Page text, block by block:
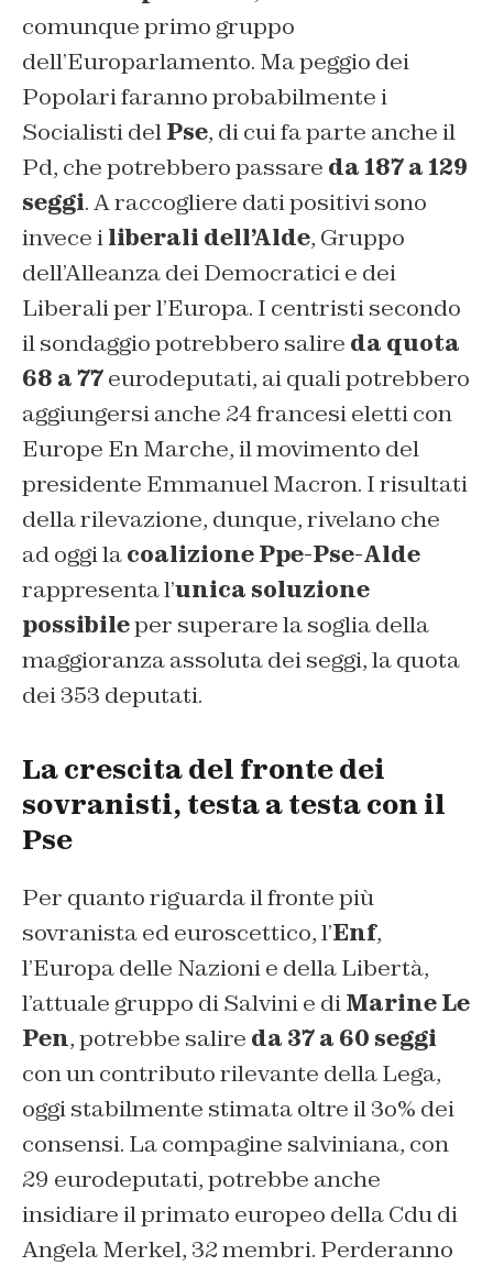
comunque primo gruppo
dell’Europarlamento. Ma peggio dei
Popolari faranno probabilmente i
Socialisti delPse, di cui fa parte anche il
Pd, che potrebbero passare da 187 a 129
seggi. A raccogliere dati positivi sono
invece iliberali dell’Alde, Gruppo
dell’Alleanza dei Democratici e dei
Liberali per l’Europa. I centristi secondo
il sondaggio potrebbero salire da quota
68 a 77eurodeputati, ai quali potrebbero
aggiungersi anche 24 francesi eletti con
Europe En Marche, il movimento del
presidente Emmanuel Macron. I risultati
della rilevazione, dunque, rivelano che
ad oggi lacoalizione Ppe-Pse-Alde
rappresenta l’unica soluzione
possibileper superare la soglia della
maggioranza assoluta dei seggi, la quota
dei 353 deputati.
La crescita del fronte dei
sovranisti, testa a testa con il
Pse
Per quanto riguarda il fronte più
sovranista ed euroscettico, l’Enf,
l’Europa delle Nazioni e della Libertà,
l’attuale gruppo di Salvini e diMarine Le
Pen, potrebbe salire da 37 a 60 seggi
con un contributo rilevante della Lega,
oggi stabilmente stimata oltre il 3o% dei
consensi. La compagine salviniana, con
29 eurodeputati, potrebbe anche
insidiare il primato europeo della Cdu di
Angela Merkel, 32 membri. Perderanno